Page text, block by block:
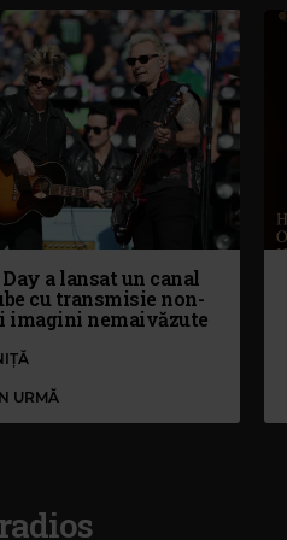
Day a lansat un canal
cu transmisie non-
imagini nemaivăzute
URMĂ